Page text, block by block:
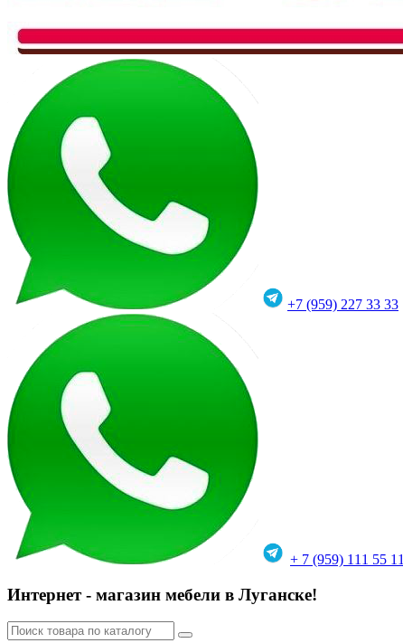
+7 (959) 227 33 33
+ 7 (959) 111 55 11
Интернет - магазин мебели в Луганске!